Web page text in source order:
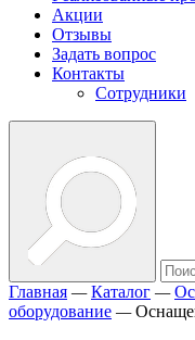
Акции
Отзывы
Задать вопрос
Контакты
Сотрудники
Главная —Каталог —
оборудование —